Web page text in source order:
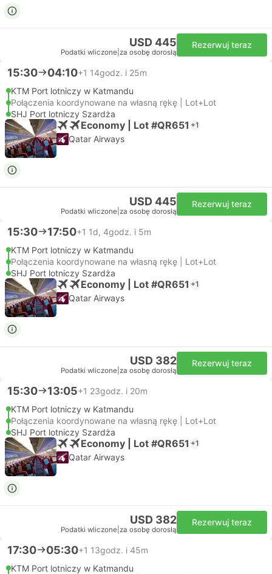
USD 445
Podatki wliczone za osobę dorosłą
Rezerwuj teraz
15:30 04:10+1 14godz. i 25m
KTM Port lotniczy w Katmandu
Połączenia koordynowane na własną rękę | Lot+Lot
SHJ Port lotniczy Szardża
Economy | Lot #QR651 +1
Qatar Airways
USD 445
Podatki wliczone za osobę dorosłą
Rezerwuj teraz
15:30 17:50+1 1d, 4godz. i 5m
KTM Port lotniczy w Katmandu
Połączenia koordynowane na własną rękę | Lot+Lot
SHJ Port lotniczy Szardża
Economy | Lot #QR651 +1
Qatar Airways
USD 382
Podatki wliczone za osobę dorosłą
Rezerwuj teraz
15:30 13:05+1 23godz. i 20m
KTM Port lotniczy w Katmandu
Połączenia koordynowane na własną rękę | Lot+Lot
SHJ Port lotniczy Szardża
Economy | Lot #QR651 +1
Qatar Airways
USD 382
Podatki wliczone za osobę dorosłą
Rezerwuj teraz
17:30 05:30+1 13godz. i 45m
KTM Port lotniczy w Katmandu